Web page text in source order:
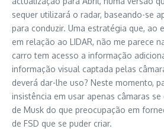
sequer utilizará o radar, baseando-se
para conduzir. Uma estratégia que, ao
em relação ao LIDAR, não me parece
carro tem acesso a informação
informação visual captada pelas
deverá dar-lhe uso? Neste momento,
insistência em usar apenas câmaras
de Musk do que preocupação em
de FSD que se puder criar.